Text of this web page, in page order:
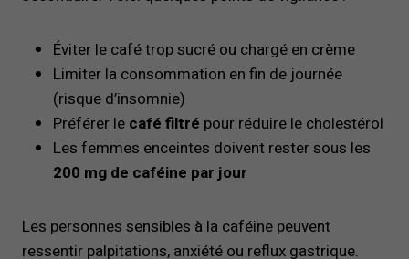
Éviter le café trop sucré ou chargé en crème
Limiter la consommation en fin de journée
(risque d’insomnie)
Préférer le café filtré pour réduire le cholestérol
Les femmes enceintes doivent rester sous les
200 mg de caféine par jour
Les personnes sensibles à la caféine peuvent
ressentir palpitations, anxiété ou reflux gastrique.